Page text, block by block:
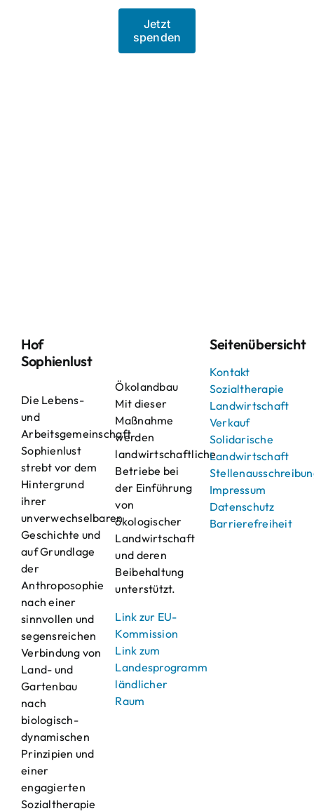
Jetzt
spenden
Hof
Sophienlust
Die Lebens-
und
Arbeitsgemeinschaft
Sophienlust
strebt vor dem
Hintergrund
ihrer
unverwechselbaren
Geschichte und
auf Grundlage
der
Anthroposophie
nach einer
sinnvollen und
segensreichen
Verbindung von
Land- und
Gartenbau
nach
biologisch-
dynamischen
Prinzipien und
einer
engagierten
Sozialtherapie
Ökolandbau
Mit dieser
Maßnahme
werden
landwirtschaftliche
Betriebe bei
der Einführung
von
ökologischer
Landwirtschaft
und deren
Beibehaltung
unterstützt.
Link zur EU-
Kommission
Link zum
Landesprogramm
ländlicher
Raum
Seitenübersicht
Kontakt
Sozialtherapie
Landwirtschaft
Verkauf
Solidarische
Landwirtschaft
Impressum
Datenschutz
Barrierefreiheit